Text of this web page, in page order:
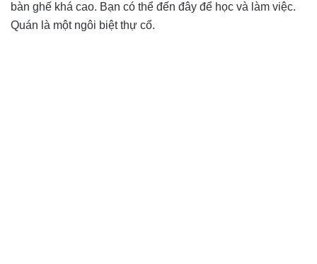
bàn ghế khá cao. Bạn có thể đến đây để học và làm việc.
Quán là một ngôi biệt thự cổ.